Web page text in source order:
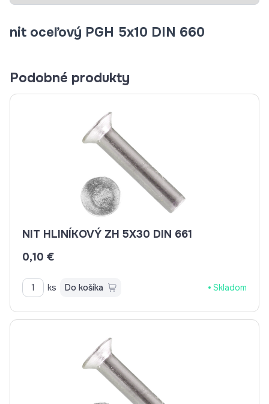
nit oceľový PGH 5x10 DIN 660
Podobné produkty
NIT HLINÍKOVÝ ZH 5X30 DIN 661
0,10 €
ks Do košíka Skladom